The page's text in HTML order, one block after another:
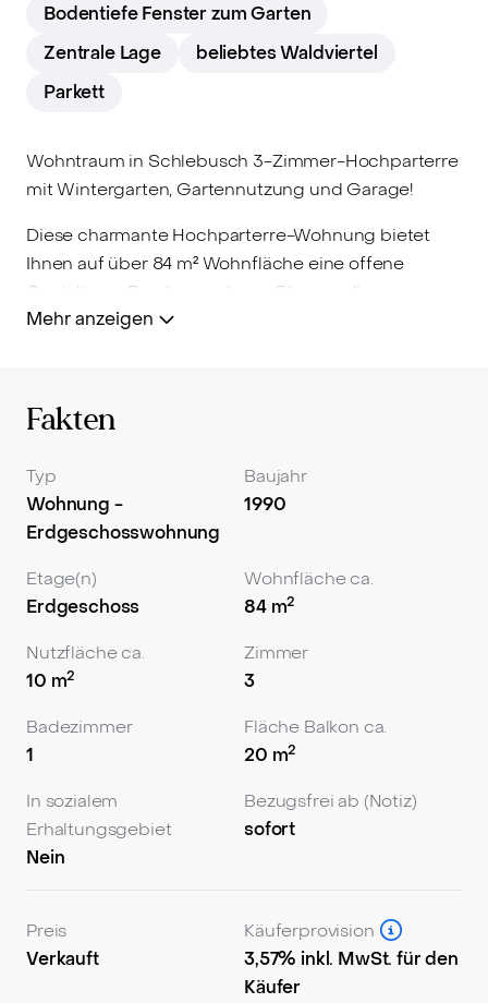
Bodentiefe Fenster zum Garten
Zentrale Lage
beliebtes Waldviertel
Parkett
Wohntraum in Schlebusch 3-Zimmer-Hochparterre
mit Wintergarten, Gartennutzung und Garage!
Diese charmante Hochparterre-Wohnung bietet
Ihnen auf über 84 m² Wohnfläche eine offene
Gestaltung. Den besonderen Charme dieser
Wohnung machen das große offene Erker-Fenster
Schlafzimmer, ein offenes Wohnzimmer, Küche und
Badezimmer auf einer Ebene. Für alle, die Wert auf
gleichzeitig in einer ruhigen Wohngegend leben
möchten, ist das die ideale Wohnung. Lassen Sie
sich diese einzigartige Gelegenheit nicht entgehen.
Der Kaufpreis beträgt 299.000 Euro inklusive
eigener Garage neben dem Haus. Interesse? Für
persönlichen Besichtigungstermins rufen Sie uns
gern an!
Mehr anzeigen
Fakten
Typ
Wohnung -
Erdgeschosswohnung
Baujahr
1990
Etage(n)
Erdgeschoss
Wohnfläche ca.
84 m2
Nutzfläche ca.
10 m2
Zimmer
3
Badezimmer
1
Fläche Balkon ca.
20 m2
In sozialem
Erhaltungsgebiet
Nein
Bezugsfrei ab (Notiz)
sofort
Preis
Verkauft
Käuferprovision
3,57% inkl. MwSt. für den
Käufer